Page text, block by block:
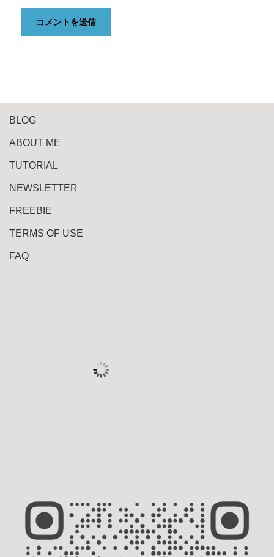
BLOG
ABOUT ME
TUTORIAL
NEWSLETTER
FREEBIE
TERMS OF USE
FAQ